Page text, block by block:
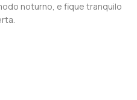
noturno, e fique tranquilo